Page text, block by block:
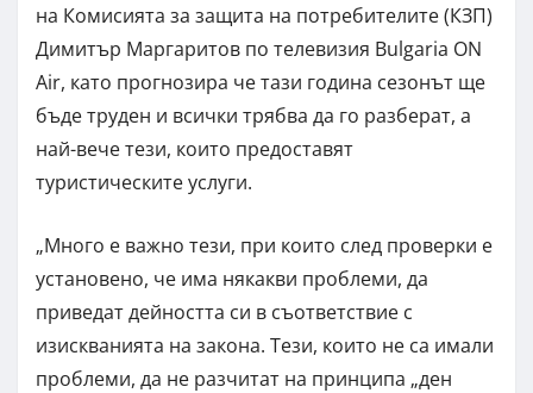
на Комисията за защита на потребителите (КЗП)
Димитър Маргаритов по телевизия Bulgaria ON
Air, като прогнозира че тази година сезонът ще
бъде труден и всички трябва да го разберат, а
най-вече тези, които предоставят
туристическите услуги.
„Много е важно тези, при които след проверки е
установено, че има някакви проблеми, да
приведат дейността си в съответствие с
изискванията на закона. Тези, които не са имали
проблеми, да не разчитат на принципа „ден